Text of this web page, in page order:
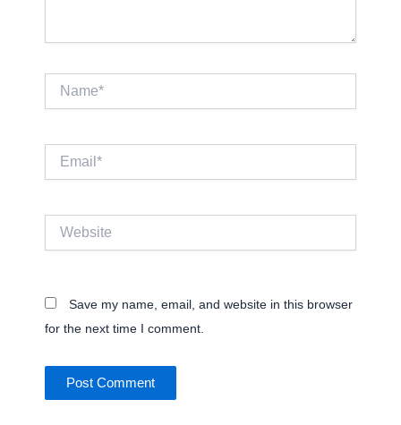
Name*
Save my name, email, and website in this browser
for the next time I comment.